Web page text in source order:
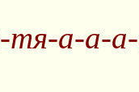
а-а-а-